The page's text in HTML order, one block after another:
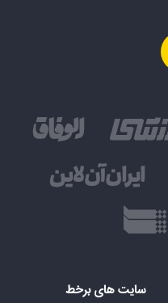
سایت های برخط